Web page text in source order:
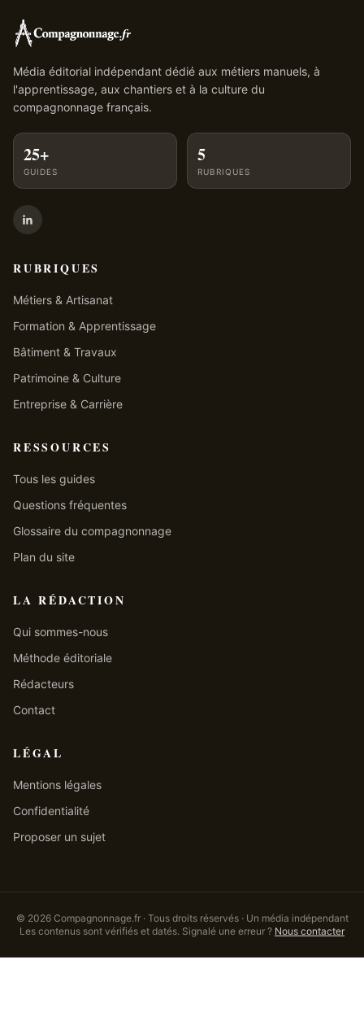
Média éditorial indépendant dédié aux métiers manuels, à
l'apprentissage, aux chantiers et à la culture du
compagnonnage français.
25+
GUIDES
5
RUBRIQUES
RUBRIQUES
Métiers & Artisanat
Formation & Apprentissage
Bâtiment & Travaux
Patrimoine & Culture
Entreprise & Carrière
RESSOURCES
Tous les guides
Questions fréquentes
Glossaire du compagnonnage
Plan du site
LA RÉDACTION
Qui sommes-nous
Méthode éditoriale
Rédacteurs
Contact
LÉGAL
Mentions légales
Confidentialité
Proposer un sujet
© 2026Compagnonnage.fr · Tous droits réservés · Un média indépendant
Les contenus sont vérifiés et datés. Signalé une erreur ? Nous contacter